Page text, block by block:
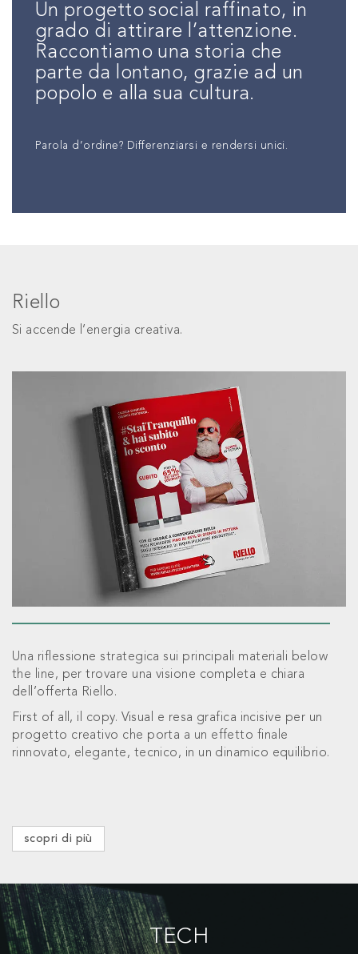
Un progetto social raffinato, in
grado di attirare l’attenzione.
Raccontiamo una storia che
parte da lontano, grazie ad un
popolo e alla sua cultura.
Parola d’ordine? Differenziarsi e rendersi unici.
Riello
Si accende l’energia creativa.
Una riflessione strategica sui principali materiali below
the line, per trovare una visione completa e chiara
dell’offerta Riello.
First of all, il copy. Visual e resa grafica incisive per un
progetto creativo che porta a un effetto finale
rinnovato, elegante, tecnico, in un dinamico equilibrio.
scopri di più
TECH